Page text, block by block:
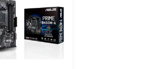
ATX и